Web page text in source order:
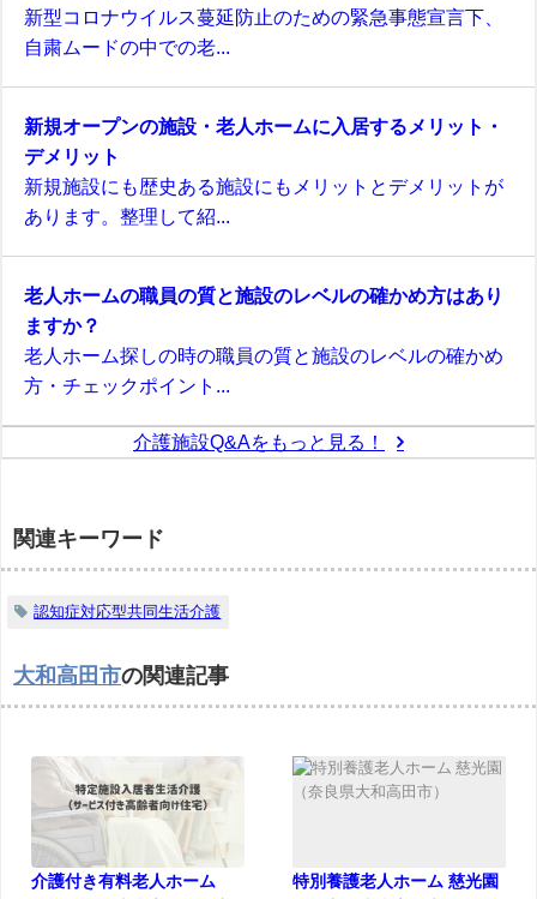
新型コロナウイルス蔓延防止のための緊急事態宣言下、
自粛ムードの中での老...
新規オープンの施設・老人ホームに入居するメリット・
デメリット
新規施設にも歴史ある施設にもメリットとデメリットが
あります。整理して紹...
老人ホームの職員の質と施設のレベルの確かめ方はあり
ますか？
老人ホーム探しの時の職員の質と施設のレベルの確かめ
方・チェックポイント...
介護施設Q&Aをもっと見る！
関連キーワード
認知症対応型共同生活介護
大和高田市の関連記事
介護付き有料老人ホーム 特別養護老人ホーム 慈光園